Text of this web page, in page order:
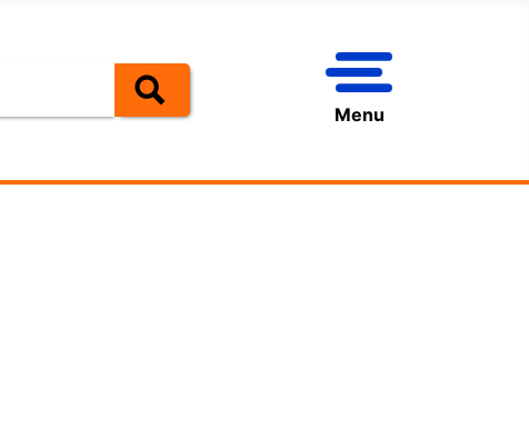
Menu